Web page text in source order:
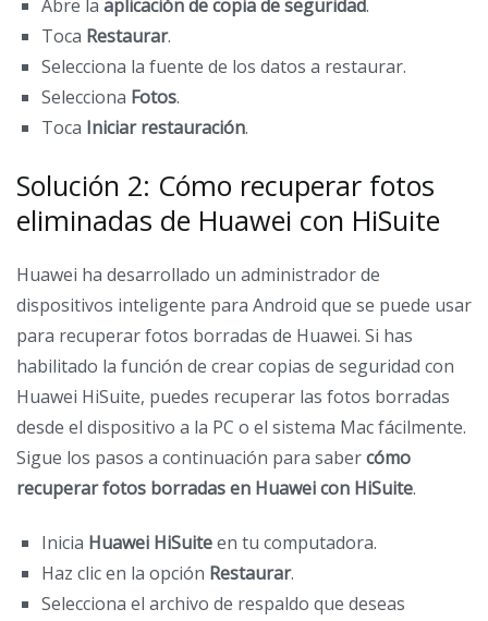
Abre laaplicación de copia de seguridad.
Toca Restaurar.
Selecciona la fuente de los datos a restaurar.
Selecciona Fotos.
Toca Iniciar restauración.
Solución 2: Cómo recuperar fotos
eliminadas de Huawei con HiSuite
Huawei ha desarrollado un administrador de
dispositivos inteligente para Android que se puede usar
para recuperar fotos borradas de Huawei. Si has
habilitado la función de crear copias de seguridad con
Huawei HiSuite, puedes recuperar las fotos borradas
desde el dispositivo a la PC o el sistema Mac fácilmente.
Sigue los pasos a continuación para sabercómo
recuperar fotos borradas en Huawei con HiSuite.
Inicia Huawei HiSuiteen tu computadora.
Haz clic en la opción Restaurar.
Selecciona el archivo de respaldo que deseas